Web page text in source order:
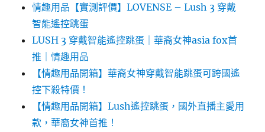
情趣用品【實測評價】LOVENSE – Lush 3 穿戴
智能遙控跳蛋
LUSH 3 穿戴智能遙控跳蛋｜華裔女神asia fox首
推｜情趣用品
【情趣用品開箱】華裔女神穿戴智能跳蛋可跨國遙
控下殺特價！
【情趣用品開箱】Lush遙控跳蛋，國外直播主愛用
款，華裔女神首推！